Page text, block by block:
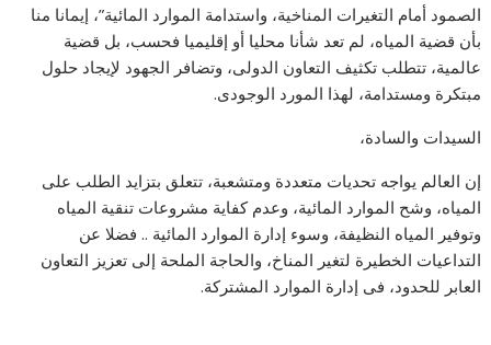
الصمود أمام التغيرات المناخية، واستدامة الموارد المائية”، إيمانا منا
بأن قضية المياه، لم تعد شأنا محليا أو إقليميا فحسب، بل قضية
عالمية، تتطلب تكثيف التعاون الدولى، وتضافر الجهود لإيجاد حلول
مبتكرة ومستدامة، لهذا المورد الوجودى.
السيدات والسادة،
إن العالم يواجه تحديات متعددة ومتشعبة، تتعلق بتزايد الطلب على
المياه، وشح الموارد المائية، وعدم كفاية مشروعات تنقية المياه
وتوفير المياه النظيفة، وسوء إدارة الموارد المائية .. فضلا عن
التداعيات الخطيرة لتغير المناخ، والحاجة الملحة إلى تعزيز التعاون
العابر للحدود، فى إدارة الموارد المشتركة.